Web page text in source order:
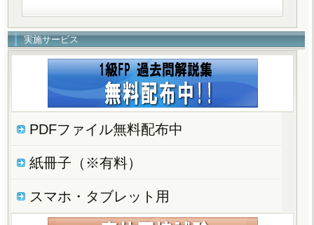
実施サービス
PDFファイル無料配布中
紙冊子（※有料）
スマホ・タブレット用